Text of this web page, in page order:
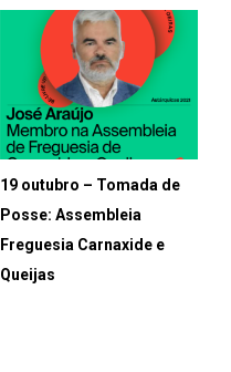
19 outubro – Tomada de
Posse: Assembleia
Freguesia Carnaxide e
Queijas